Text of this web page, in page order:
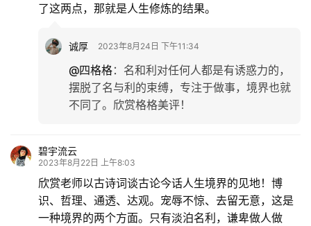
了这两点，那就是人生修炼的结果。
诚厚 2023年8月24日 下午11:34
@四格格： 名和利对任何人都是有诱惑力的，
摆脱了名与利的束缚，专注于做事，境界也就
不同了。欣赏格格美评！
碧宇流云
2023年8月22日 上午8:03
欣赏老师以古诗词谈古论今话人生境界的见地！博
识、哲理、通透、达观。宠辱不惊、去留无意，这是
一种境界的两个方面。只有淡泊名利，谦卑做人做